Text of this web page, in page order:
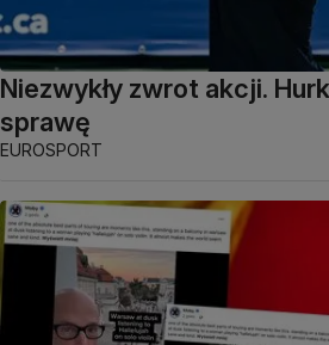
Niezwykły zwrot akcji.
sprawę
EUROSPORT